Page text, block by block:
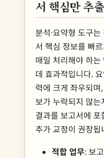
서 핵심만 추출
분석·요약형 도구
서 핵심 정보를 빠
매일 처리해야 하
데 효과적입니다.
력에 크게 좌우되
보가 누락되지 않
결과를 보고서에
추가 교정이 권장됩
적합 업무: 보